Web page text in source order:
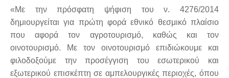
«Με την πρόσφατη ψήφιση του ν. 4276/2014
δημιουργείται για πρώτη φορά εθνικό θεσμικό πλαίσιο
που αφορά τον αγροτουρισμό, καθώς και τον
οινοτουρισμό.
Με τον οινοτουρισμό επιδιώκουμε και
φιλοδοξούμε την προσέγγιση του εσωτερικού και
εξωτερικού επισκέπτη σε αμπελουργικές περιοχές, όπου